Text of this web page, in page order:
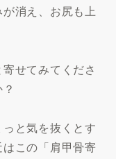
消え、お尻も上
せてみてくださ
と気を抜くとす
この「肩甲骨寄